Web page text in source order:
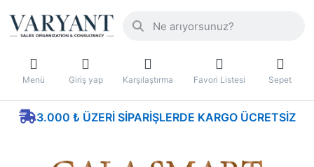
Menü Giriş yap Karşılaştırma Favori Listesi Sepet
3.000 ₺ ÜZERI SIPARIŞLERDE KARGO ÜCRETSIZ